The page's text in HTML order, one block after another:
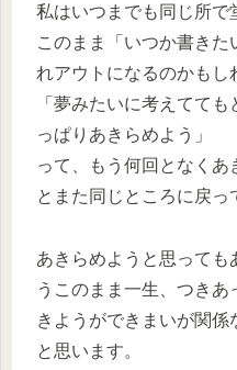
私はいつまでも同じ所で
このまま「いつか書きた
れアウトになるのかもし
「夢みたいに考えてて
っぱりあきらめよう」
って、もう何回となくあ
とまた同じところに戻っ
あきらめようと思っても
うこのまま一生、つき
きようができまいが関係
と思います。